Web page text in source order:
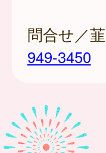
問合せ／
949-3450